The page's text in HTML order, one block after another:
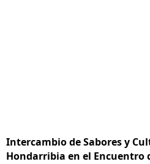
Intercambio de Sabores y
Hondarribia en el Encuentro